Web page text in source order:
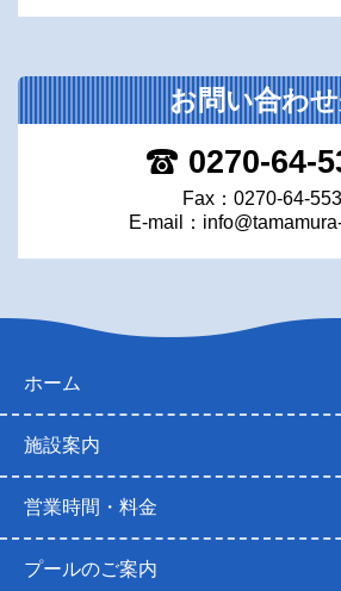
お問い合わ
0270-64-
Fax：0270-64-
E-mail：
ホーム
施設案内
営業時間・料金
プールのご案内